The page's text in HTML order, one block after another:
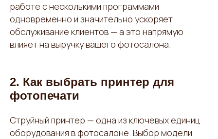
работе с несколькими программами
одновременно и значительно ускоряет
обслуживание клиентов — а это напрямую
влияет на выручку вашего фотосалона.
2. Как выбрать принтер для
фотопечати
Струйный принтер — одна из ключевых единиц
оборудования в фотосалоне. Выбор модели